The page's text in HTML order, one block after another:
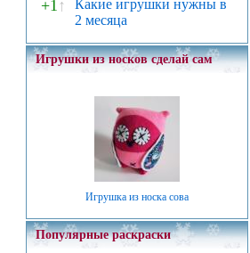
+1↑
Какие игрушки нужны в
2 месяца
Игрушки из носков сделай сам
Игрушка из носка сова
Популярные раскраски